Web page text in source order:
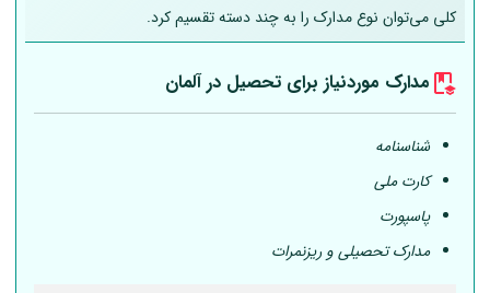
کلی می‌توان نوع مدارک را به چند دسته تقسیم کرد.
مدارک موردنیاز برای تحصیل درآلمان
شناسنامه
کارت ملی
پاسپورت
مدارک تحصیلی و ریزنمرات